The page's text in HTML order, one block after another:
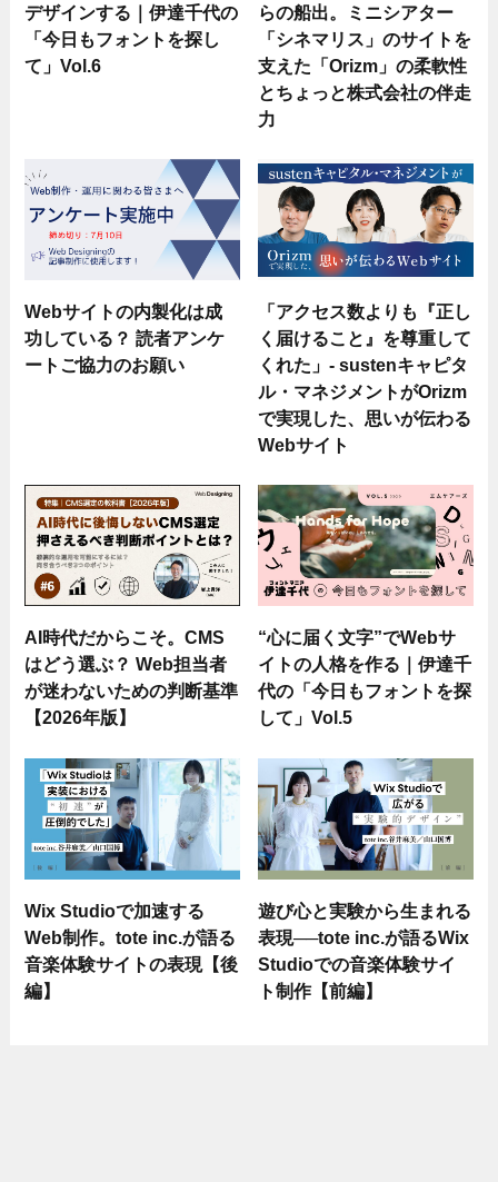
デザインする｜伊達千代の
「今日もフォントを探し
て」Vol.6
らの船出。ミニシアター
「シネマリス」のサイトを
支えた「Orizm」の柔軟性
とちょっと株式会社の伴走
力
Webサイトの内製化は成
功している？ 読者アンケ
ートご協力のお願い
「アクセス数よりも『正し
く届けること』を尊重して
くれた」- sustenキャピタ
ル・マネジメントがOrizm
で実現した、思いが伝わる
Webサイト
AI時代だからこそ。CMS
はどう選ぶ？ Web担当者
が迷わないための判断基準
【2026年版】
“心に届く文字”でWebサ
イトの人格を作る｜伊達千
代の「今日もフォントを探
して」Vol.5
Wix Studioで加速する
Web制作。tote inc.が語る
音楽体験サイトの表現【後
編】
遊び心と実験から生まれる
表現──tote inc.が語るWix
Studioでの音楽体験サイ
ト制作【前編】